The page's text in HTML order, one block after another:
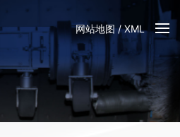
网站地图/XML